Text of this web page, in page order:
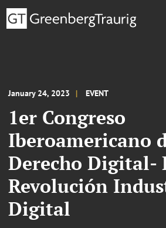
January 24, 2023 EVENT
1er Congreso
Iberoamericano
Derecho Digital-
Revolución
Digital